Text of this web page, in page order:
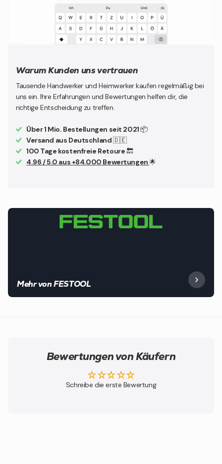
Warum Kunden uns vertrauen
Tausende Handwerker und Heimwerker kaufen regelmäßig bei
uns ein. Ihre Erfahrungen und Bewertungen helfen dir, die
richtige Entscheidung zu treffen.
Über 1 Mio. Bestellungen seit 2021📦
Versand aus Deutschland🇩🇪
100 Tage kostenfreie Retoure🔙
4.96 / 5.0 aus +84.000 Bewertungen🌟
Mehr von FESTOOL
Bewertungen von Käufern
Schreibe die erste Bewertung